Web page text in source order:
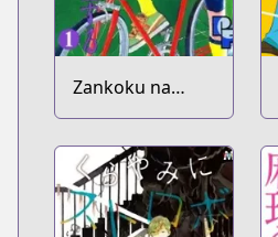
Zankoku na
Kami ga Shihai
suru